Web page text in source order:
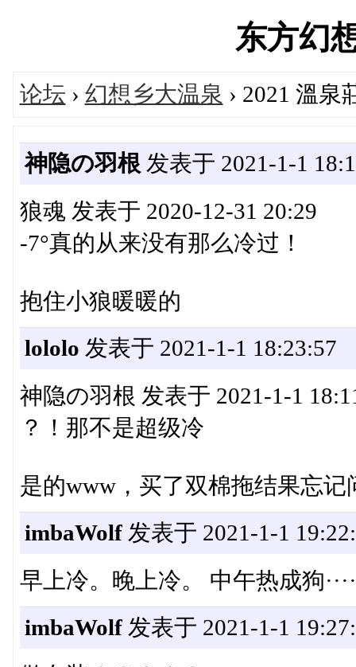
东方幻
论坛 › 幻想乡大温泉 › 2021 溫泉
神隐の羽根 发表于 2021-1-1
狼魂 发表于 2020-12-31 20:29
-7°真的从来没有那么冷过！
抱住小狼暖暖的
lololo 发表于 2021-1-1 18:23:57
神隐の羽根 发表于 2021-1-1
？！那不是超级冷
是的www，买了双棉拖结果忘记
imbaWolf发表于 2021-1-1
早上冷。晚上冷。 中午热成狗
imbaWolf发表于 2021-1-1